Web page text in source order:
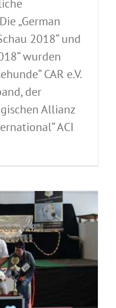
„German
2018“ und
wurden
CAR e.V.
der
Allianz
ACI